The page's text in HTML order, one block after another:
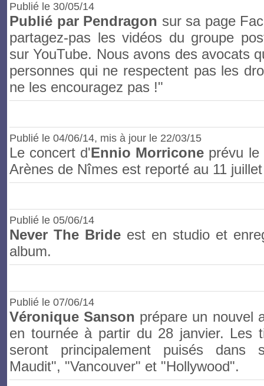
Publié le 30/05/14
Publié par Pendragon sur sa page
partagez-pas les vidéos du groupe
sur YouTube. Nous avons des avocats
personnes qui ne respectent pas les
ne les encouragez pas !"
Publié le 04/06/14, mis à jour le 22/03/15
Le concert d'Ennio Morricone prévu le
Arènes de Nîmes est reporté au 11
Publié le 05/06/14
Never The Bride est en studio et
album.
Publié le 07/06/14
Véronique Sanson prépare un nouvel
en tournée à partir du 28 janvier. Les
seront principalement puisés dans
Maudit", "Vancouver" et "Hollywood".